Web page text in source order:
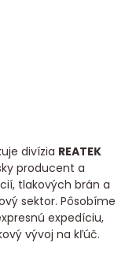
divízia REATEK
producent a
tlakových brán a
sektor. Pôsobíme
expedíciu,
vývoj na kľúč.